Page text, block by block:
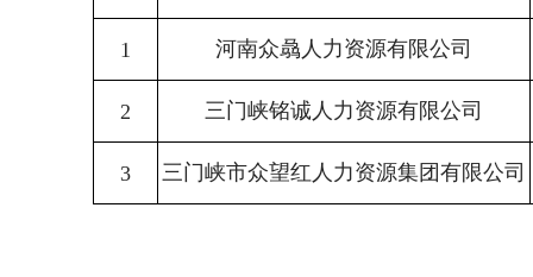
1 河南众骉人力资源有限公司
2 三门峡铭诚人力资源有限公司
3 三门峡市众望红人力资源集团有限公司